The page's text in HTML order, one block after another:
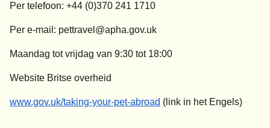
Per telefoon: +44 (0)370 241 1710
Per e-mail: pettravel@apha.gov.uk
Maandag tot vrijdag van 9:30 tot 18:00
Website Britse overheid
www.gov.uk/taking-your-pet-abroad opent in een nieuwe tab
(link in het Engels)